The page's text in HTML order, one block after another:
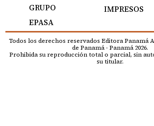
GRUPO
EPASA
IMPRESOS
Todos los derechos reservados Editora Panamá
de Panamá - Panamá 2026.
Prohibida su reproducción total o parcial, sin
su titular.